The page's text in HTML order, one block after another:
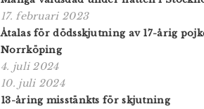
17. februari 2023
Åtalas för dödsskjutning av 17-årig
Norrköping
4. juli 2024
10. juli 2024
13-åring misstänkts för skjutning